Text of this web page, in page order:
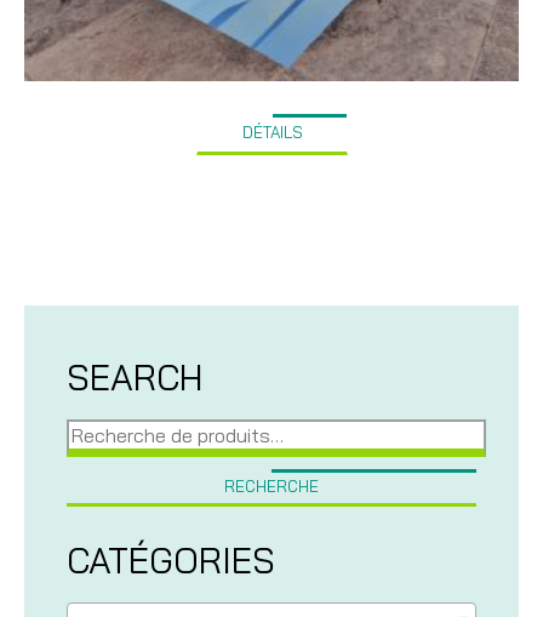
DÉTAILS
SEARCH
Recherche
pour :
RECHERCHE
CATÉGORIES